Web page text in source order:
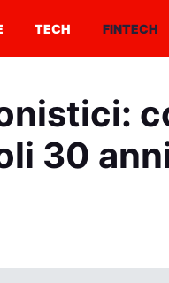
TECH FINTECH
30